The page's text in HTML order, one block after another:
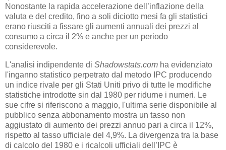
Nonostante la rapida accelerazione dell’inflazione della
valuta e del credito, fino a soli diciotto mesi fa gli statistici
erano riusciti a fissare gli aumenti annuali dei prezzi al
consumo a circa il 2% e anche per un periodo
considerevole.
L'analisi indipendente di Shadowstats.com ha evidenziato
l'inganno statistico perpetrato dal metodo IPC producendo
un indice rivale per gli Stati Uniti privo di tutte le modifiche
statistiche introdotte sin dal 1980 per ridurne i numeri. Le
sue cifre si riferiscono a maggio, l'ultima serie disponibile al
pubblico senza abbonamento mostra un tasso non
aggiustato di aumento dei prezzi annuo pari a circa il 12%,
rispetto al tasso ufficiale del 4,9%. La divergenza tra la base
di calcolo del 1980 e i ricalcoli ufficiali dell’IPC è